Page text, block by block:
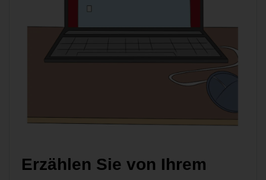
Erzählen Sie von Ihrem